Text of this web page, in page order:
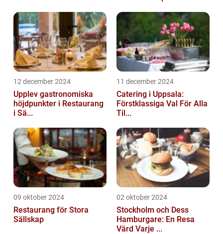
12 december 2024
Upplev gastronomiska
höjdpunkter i Restaurang
i Sä...
11 december 2024
Catering i Uppsala:
Förstklassiga Val För Alla
Til...
09 oktober 2024
Restaurang för Stora
Sällskap
02 oktober 2024
Stockholm och Dess
Hamburgare: En Resa
Värd Varje ...